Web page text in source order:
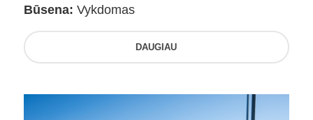
Būsena: Vykdomas
DAUGIAU